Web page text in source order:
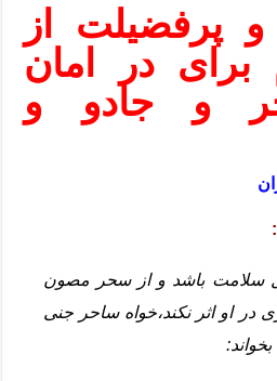
پرفضیلت از
برای در امان
و جادو و
سلامت باشد و از سحر مصون
در او اثر نکند،خواه ساحر جنی
بخواند: